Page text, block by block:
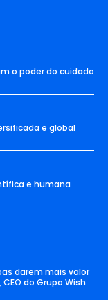
o poder do cuidado
e global
e humana
darem mais valor
do Grupo Wish